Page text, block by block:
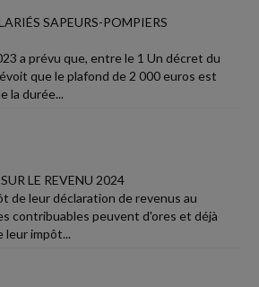
SAPEURS-POMPIERS
a prévu que, entre le 1 Un décret du
que le plafond de 2 000 euros est
la durée...
LE REVENU 2024
de leur déclaration de revenus au
contribuables peuvent d'ores et déjà
leur impôt...